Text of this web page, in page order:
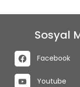
Sosyal
Facebook
Youtube